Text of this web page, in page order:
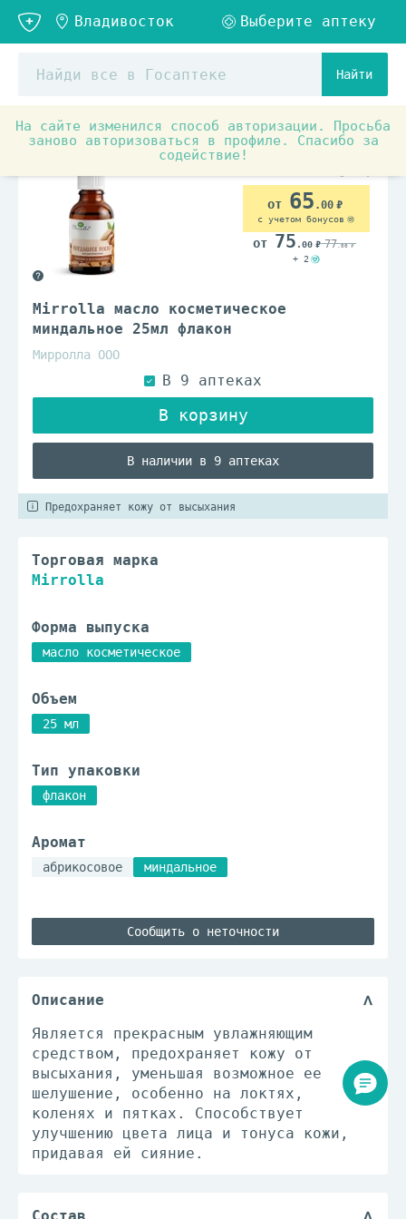
Найти
На сайте изменился способ авторизации. Просьба
заново авторизоваться в профиле. Спасибо за
содействие!
Товары для красоты и здоровья Средства по уходу
Mirrolla масло косметическое
миндальное 25мл флакон
Мирролла ООО
В наличии в 9 аптеках
65 .00
с учетом бонусов
75 .00 77.00
+ 2
Предохраняет кожу от высыхания
Торговая марка
Mirrolla
Форма выпуска
масло косметическое
Объем
25 мл
Тип упаковки
флакон
Аромат
абрикосовое миндальное
Сообщить о неточности
Описание
Является прекрасным увлажняющим
средством, предохраняет кожу от
высыхания, уменьшая возможное ее
шелушение, особенно на локтях,
коленях и пятках. Способствует
улучшению цвета лица и тонуса кожи,
придавая ей сияние.